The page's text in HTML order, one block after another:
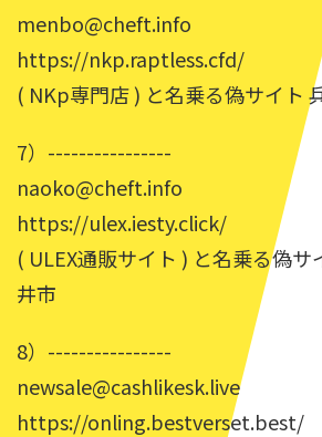
menbo@cheft.info
https://nkp.raptless.cfd/
( NKp専門店 ) と名乗る偽サイト
7）----------------
naoko@cheft.info
https://ulex.iesty.click/
( ULEX通販サイト ) と名乗る偽
井市
8）----------------
newsale@cashlikesk.live
https://onling.bestverset.best/